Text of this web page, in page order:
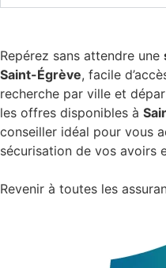
Repérez sans attendre une
Saint-Égrève, facile
recherche par ville et
les offres disponibles à
conseiller idéal pour vous
sécurisation de vos avoirs
Revenir à toutes les